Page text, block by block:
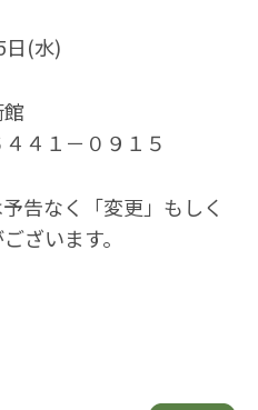
(水)
学技術館
－０９１５
告なく「変更」もしく
ございます。